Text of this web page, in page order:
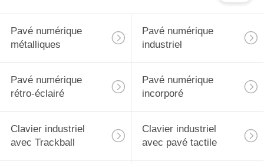
Pavé numérique
métalliques
Pavé numérique
industriel
Pavé numérique
rétro-éclairé
Pavé numérique
incorporé
Clavier industriel
avec Trackball
Clavier industriel
avec pavé tactile